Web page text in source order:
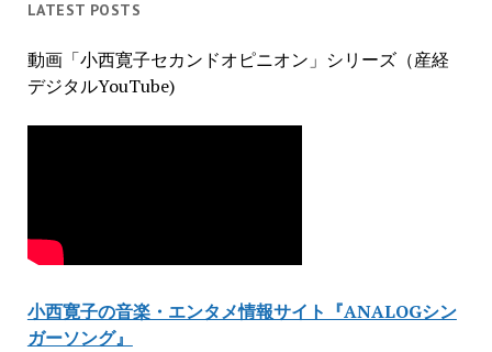
LATEST POSTS
動画「小西寛子セカンドオピニオン」シリーズ（産経
デジタルYouTube)
小西寛子の音楽・エンタメ情報サイト『ANALOGシン
ガーソング』